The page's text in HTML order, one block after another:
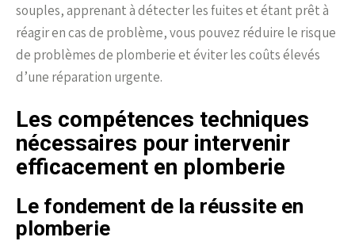
souples, apprenant à détecter les fuites et étant prêt à
réagir en cas de problème, vous pouvez réduire le risque
de problèmes de plomberie et éviter les coûts élevés
d’une réparation urgente.
Les compétences techniques
nécessaires pour intervenir
efficacement en plomberie
Le fondement de la réussite en
plomberie